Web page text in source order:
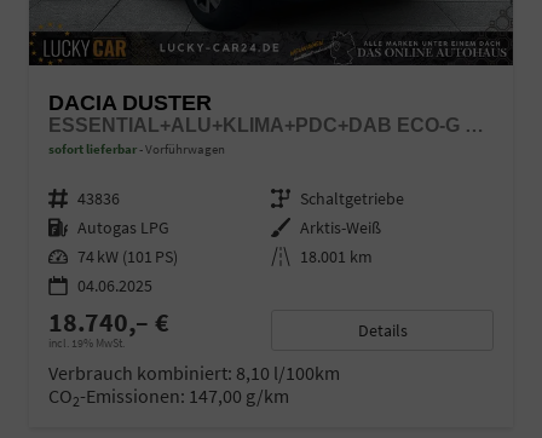
DACIA DUSTER
ESSENTIAL+ALU+KLIMA+PDC+DAB ECO-G 100 LPG
sofort lieferbar Vorführwagen
Fahrzeugnr. 43836 Getriebe Schaltgetriebe
Kraftstoff Autogas LPG Außenfarbe Arktis-Weiß
Leistung 74 kW (101 PS) Kilometerstand 18.001 km
04.06.2025
18.740,– €
incl. 19% MwSt.
Details
Verbrauch kombiniert: 8,10 l/100km
CO2-Emissionen: 147,00 g/km